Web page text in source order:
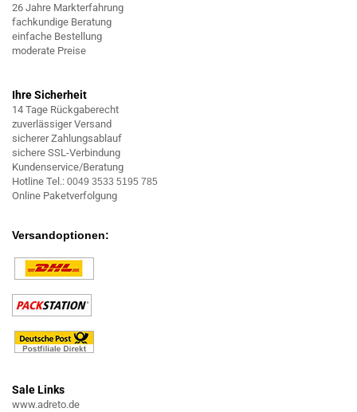
26 Jahre Markterfahrung
fachkundige Beratung
einfache Bestellung
moderate Preise
Ihre Sicherheit
14 Tage Rückgaberecht
zuverlässiger Versand
sicherer Zahlungsablauf
sichere SSL-Verbindung
Kundenservice/Beratung
Hotline Tel.: 0049 3533 5195 785
Online Paketverfolgung
Versandoptionen:
Sale Links
www.adreto.de